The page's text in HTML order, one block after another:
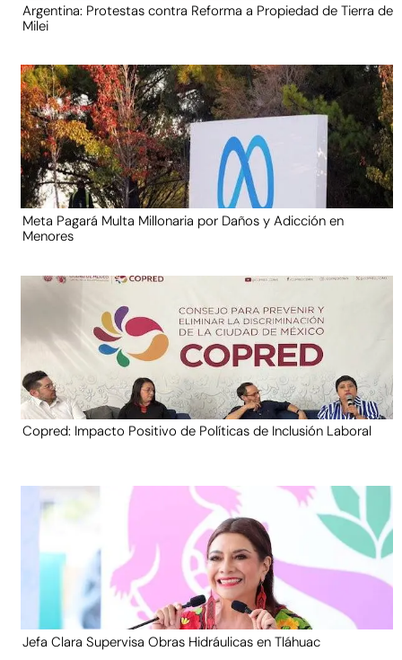
Argentina: Protestas contra Reforma a Propiedad de Tierra de
Milei
Meta Pagará Multa Millonaria por Daños y Adicción en
Menores
Copred: Impacto Positivo de Políticas de Inclusión Laboral
Jefa Clara Supervisa Obras Hidráulicas en Tláhuac